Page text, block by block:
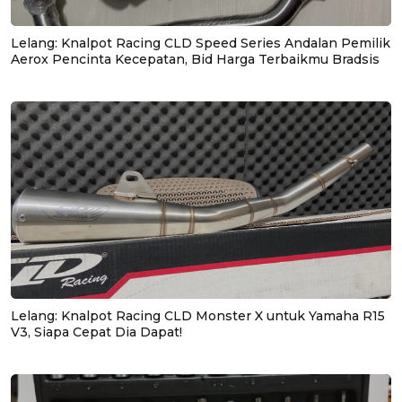
Lelang: Knalpot Racing CLD Speed Series Andalan Pemilik
Aerox Pencinta Kecepatan, Bid Harga Terbaikmu Bradsis
Lelang: Knalpot Racing CLD Monster X untuk Yamaha R15
V3, Siapa Cepat Dia Dapat!